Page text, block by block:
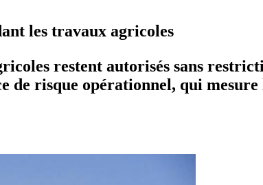
les travaux agricoles
restent autorisés sans
risque opérationnel, qui